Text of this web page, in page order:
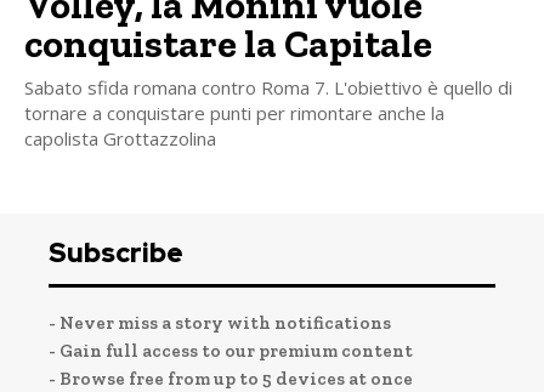
conquistare la Capitale
Sabato sfida romana contro Roma 7. L'obiettivo è quello di
tornare a conquistare punti per rimontare anche la
capolista Grottazzolina
Subscribe
- Never miss a story with notifications
- Gain full access to our premium content
- Browse free from up to 5 devices at once